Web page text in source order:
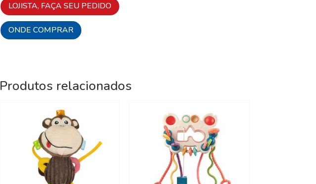
LOJISTA, FAÇA SEU PEDIDO
ONDE COMPRAR
Produtos relacionados